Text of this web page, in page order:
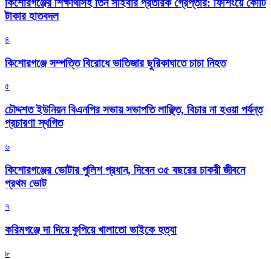
কিশোরগঞ্জের শিক্ষার্থীসহ তিন সাইবার প্রতারক গ্রেপ্তার: ফিশিংয়ে কোটি
টাকার হাতবদল
৪
কিশোরগঞ্জে সম্পত্তি বিরোধে ভাতিজার ছুরিকাঘাতে চাচা নিহত
৫
চৌদ্দশত ইউনিয়ন বিএনপির সভায় সভাপতি লাঞ্ছিত, বিচার না হওয়া পর্যন্ত
প্রচারণা স্থগিত
৬
কিশোরগঞ্জের ভোটার পুলিশ প্রধান, দিবেন ৩৫ বছরের চাকরী জীবনে
প্রথম ভোট
৭
করিমগঞ্জে দা দিয়ে কুপিয়ে খালাতো ভাইকে হত্যা
৮